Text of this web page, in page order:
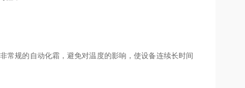
常规的自动化霜，避免对温度的影响，使设备连续长时间